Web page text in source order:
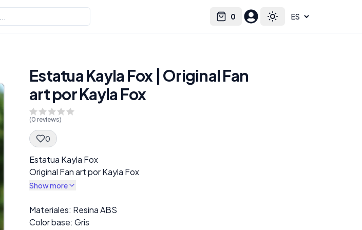
0
Cart Toggle theme
Select language
Estatua Kayla Fox | Original Fan
art por Kayla Fox
(0 reviews)
0
Spec Description
Estatua Kayla Fox
Original Fan art por Kayla Fox
Show more
Description
Materiales: Resina ABS
Color base: Gris